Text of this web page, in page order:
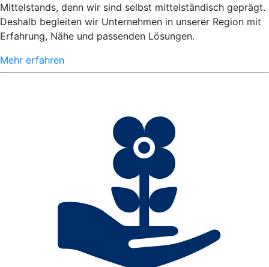
Mittelstands, denn wir sind selbst mittelständisch geprägt.
Deshalb begleiten wir Unternehmen in unserer Region mit
Erfahrung, Nähe und passenden Lösungen.
Mehr erfahren